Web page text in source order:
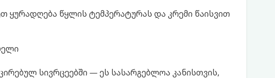
ყურადღება წყლის ტემპერატურას და კრემი წაისვით
სივრცეებში — ეს სასარგებლოა კანისთვის,